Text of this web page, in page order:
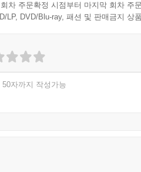
차 주문확정 시점부터 마지막 회차 주
LP, DVD/Blu-ray, 패션 및 판매금지 상
50자까지 작성가능